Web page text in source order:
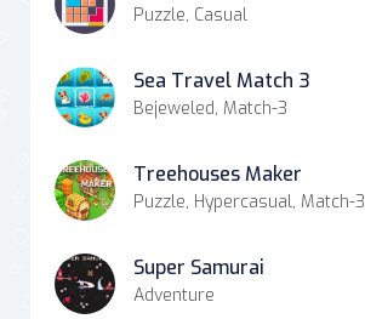
Puzzle, Casual
Sea Travel Match 3
Bejeweled, Match-3
Treehouses Maker
Puzzle, Hypercasual, Match-3
Super Samurai
Adventure